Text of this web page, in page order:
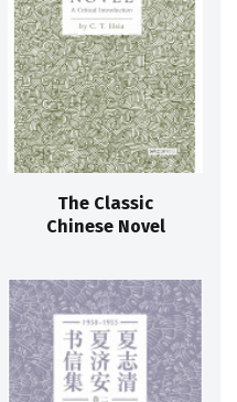
The Classic
Chinese Novel